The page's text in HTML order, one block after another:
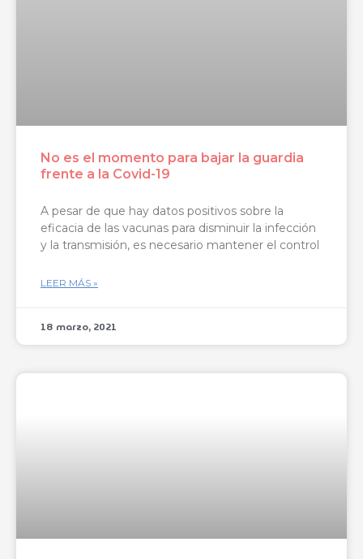
No es el momento para bajar la guardia
frente a la Covid-19
A pesar de que hay datos positivos sobre la
eficacia de las vacunas para disminuir la infección
y la transmisión, es necesario mantener el control
LEER MÁS »
18 marzo, 2021